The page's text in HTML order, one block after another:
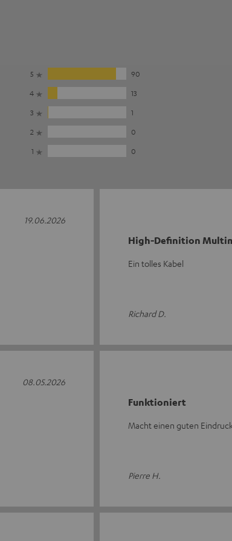
5
90
4
13
3
1
2
0
1
0
19.06.2026
High-Definition
Ein tolles Kabel
Richard D.
08.05.2026
Funktioniert
Macht einen guten
Pierre H.